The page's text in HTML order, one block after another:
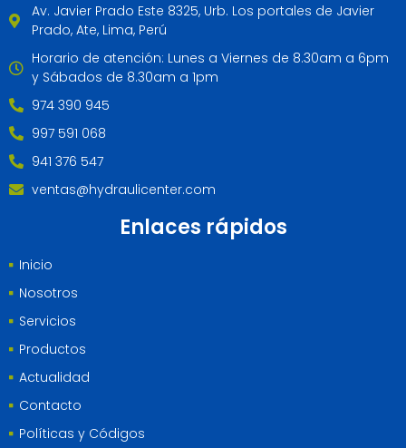
Av. Javier Prado Este 8325, Urb. Los portales de Javier
Prado, Ate, Lima, Perú
Horario de atención: Lunes a Viernes de 8.30am a 6pm
y Sábados de 8.30am a 1pm
974 390 945
997 591 068
941 376 547
ventas@hydraulicenter.com
Enlaces rápidos
Inicio
Nosotros
Servicios
Productos
Actualidad
Contacto
Políticas y Códigos